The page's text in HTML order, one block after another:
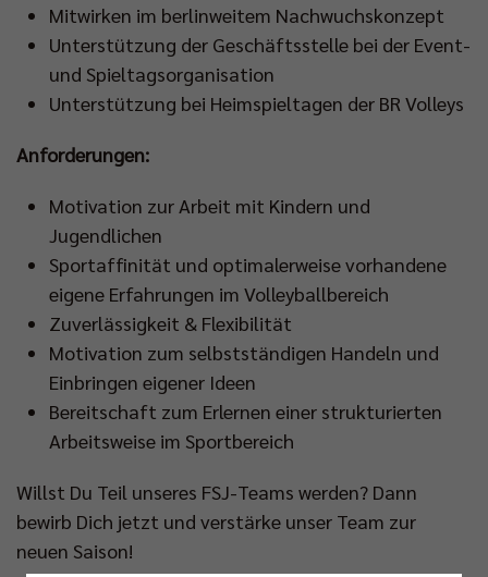
Mitwirken im berlinweitem Nachwuchskonzept
Unterstützung der Geschäftsstelle bei der Event-
und Spieltagsorganisation
Unterstützung bei Heimspieltagen der BR Volleys
Anforderungen:
Motivation zur Arbeit mit Kindern und
Jugendlichen
Sportaffinität und optimalerweise vorhandene
eigene Erfahrungen im Volleyballbereich
Zuverlässigkeit & Flexibilität
Motivation zum selbstständigen Handeln und
Einbringen eigener Ideen
Bereitschaft zum Erlernen einer strukturierten
Arbeitsweise im Sportbereich
Willst Du Teil unseres FSJ-Teams werden? Dann
bewirb Dich jetzt und verstärke unser Team zur
neuen Saison!